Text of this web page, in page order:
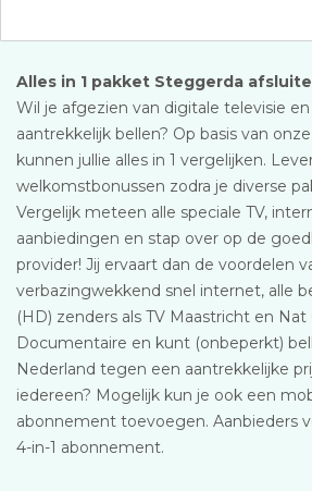
Alles in 1 pakket Steggerda
Wil je afgezien van digitale televisie
aantrekkelijk bellen? Op basis van
kunnen jullie alles in 1 vergelijken.
welkomstbonussen zodra je diverse
Vergelijk meteen alle speciale TV,
aanbiedingen en stap over op de
provider! Jij ervaart dan de voordelen
verbazingwekkend snel internet, alle
(HD) zenders als TV Maastricht en Nat
Documentaire en kunt (onbeperkt)
Nederland tegen een aantrekkelijke
iedereen? Mogelijk kun je ook een
abonnement toevoegen. Aanbieders
4-in-1 abonnement.